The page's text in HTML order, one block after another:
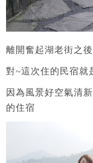
離開奮起湖老街之
對~這次住的民宿就
因為風景好空氣清
的住宿